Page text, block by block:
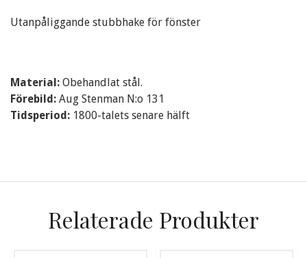
Utanpåliggande stubbhake för fönster
Material: Obehandlat stål.
Förebild: Aug Stenman N:o 131
Tidsperiod: 1800-talets senare hälft
Relaterade Produkter